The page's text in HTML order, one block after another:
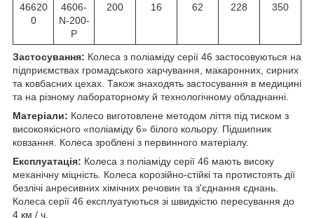
46620
0
4606-
N-200-
P
200 16 62 228 350
Застосування: Колеса з поліаміду серії 46 застосовуються на
підприємствах громадського харчування, макаронних, сирних
та ковбасних цехах. Також знаходять застосування в медицині
та на різному лабораторному й технологічному обладнанні.
Матеріали: Колесо виготовлене методом ліття під тиском з
високоякісного «поліаміду 6» білого кольору. Підшипник
ковзання. Колеса зроблені з первинного матеріалу.
Експлуатація: Колеса з поліаміду серії 46 мають високу
механічну міцність. Колеса корозійно-стійкі та протистоять дії
безлічі анресивних хімічних речовин та з'єднання єднань.
Колеса серії 46 експлуатуються зі швидкістю пересування до
4 км / ч.